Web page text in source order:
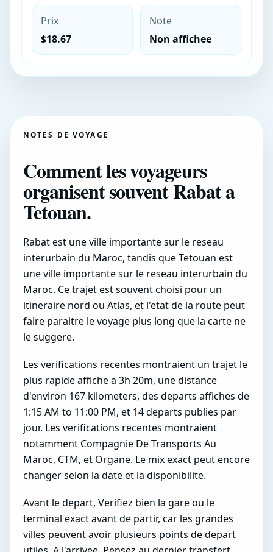
Prix
$18.67
Note
Non affichee
NOTES DE VOYAGE
Comment les voyageurs
organisent souvent Rabat a
Tetouan.
Rabat est une ville importante sur le reseau
interurbain du Maroc, tandis que Tetouan est
une ville importante sur le reseau interurbain du
Maroc. Ce trajet est souvent choisi pour un
itineraire nord ou Atlas, et l'etat de la route peut
faire paraitre le voyage plus long que la carte ne
le suggere.
Les verifications recentes montraient un trajet le
plus rapide affiche a 3h 20m, une distance
d'environ 167 kilometers, des departs affiches de
1:15 AM to 11:00 PM, et 14 departs publies par
jour. Les verifications recentes montraient
notamment Compagnie De Transports Au
Maroc, CTM, et Organe. Le mix exact peut encore
changer selon la date et la disponibilite.
Avant le depart, Verifiez bien la gare ou le
terminal exact avant de partir, car les grandes
villes peuvent avoir plusieurs points de depart